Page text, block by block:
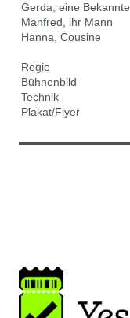
Gerda, eine Bekannte
Manfred, ihr Mann
Hanna, Cousine
Regie
Bühnenbild
Technik
Plakat/Flyer